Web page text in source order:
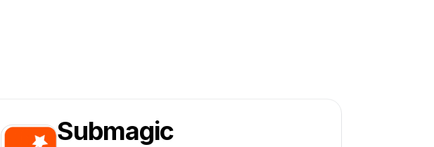
Submagic